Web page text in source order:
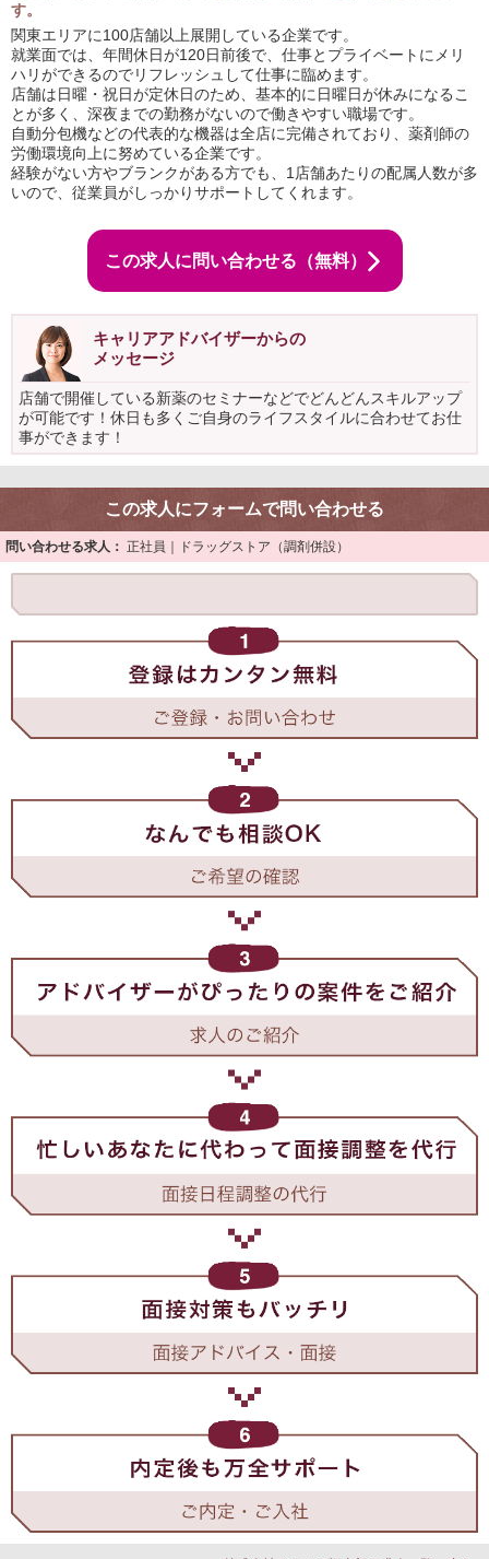
す。
関東エリアに100店舗以上展開している企業です。
就業面では、年間休日が120日前後で、仕事とプライベートにメリ
ハリができるのでリフレッシュして仕事に臨めます。
店舗は日曜・祝日が定休日のため、基本的に日曜日が休みになるこ
とが多く、深夜までの勤務がないので働きやすい職場です。
自動分包機などの代表的な機器は全店に完備されており、薬剤師の
労働環境向上に努めている企業です。
経験がない方やブランクがある方でも、1店舗あたりの配属人数が多
いので、従業員がしっかりサポートしてくれます。
この求人に問い合わせる（無料）
キャリアアドバイザーからの
メッセージ
店舗で開催している新薬のセミナーなどでどんどんスキルアップ
が可能です！休日も多くご自身のライフスタイルに合わせてお仕
事ができます！
この求人にフォームで問い合わせる
問い合わせる求人： 正社員｜ドラッグストア（調剤併設）